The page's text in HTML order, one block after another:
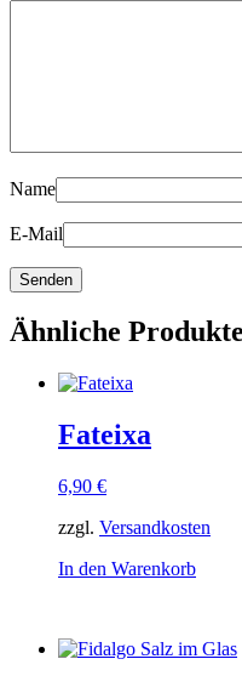
Name
E-Mail
Ähnliche Produkte
Fateixa
6,90 €
zzgl. Versandkosten
In den Warenkorb